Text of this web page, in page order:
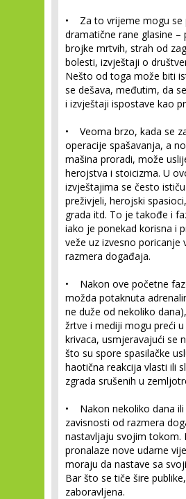
• Za to vrijeme mogu se
dramatične rane glasine –
brojke mrtvih, strah od
bolesti, izvještaji o
Nešto od toga može biti
se dešava, međutim, da
i izvještaji ispostave kao
• Veoma brzo, kada se
operacije spašavanja, a
mašina proradi, može
herojstva i stoicizma. U
izvještajima se često
preživjeli, herojski
grada itd. To je takođe i
iako je ponekad korisna i
veže uz izvesno poricanje
razmera događaja.
• Nakon ove početne
možda potaknuta
ne duže od nekoliko
žrtve i mediji mogu preći
krivaca, usmjeravajući se
što su spore spasilačke
haotična reakcija vlasti ili
zgrada srušenih u
• Nakon nekoliko dana ili
zavisnosti od razmera
nastavljaju svojim tokom.
pronalaze nove udarne
moraju da nastave sa
Bar što se tiče šire
zaboravljena.